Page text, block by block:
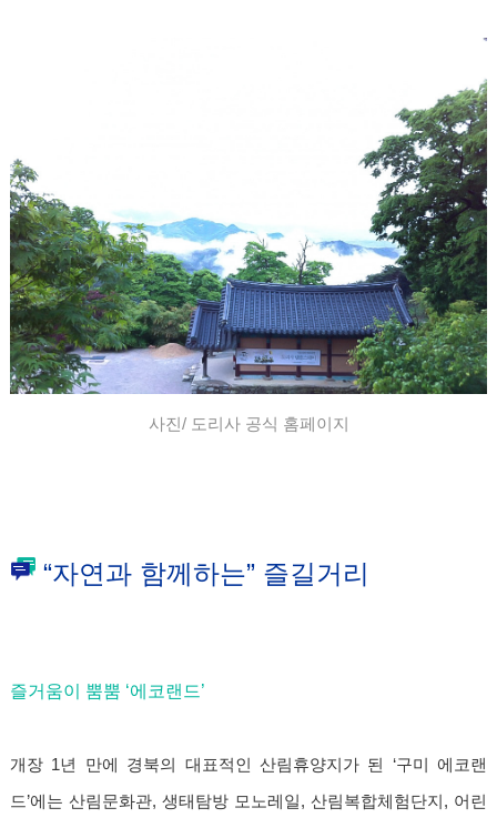
사진/ 도리사 공식 홈페이지
“자연과 함께하는” 즐길거리
즐거움이 뿜뿜 ‘에코랜드’
개장 1년 만에 경북의 대표적인 산림휴양지가 된 ‘구미 에코랜
드’에는 산림문화관, 생태탐방 모노레일, 산림복합체험단지, 어린